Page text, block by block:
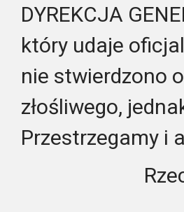
DYREKCJA
który udaje
nie stwierdzono
złośliwego,
Przestrzegamy i